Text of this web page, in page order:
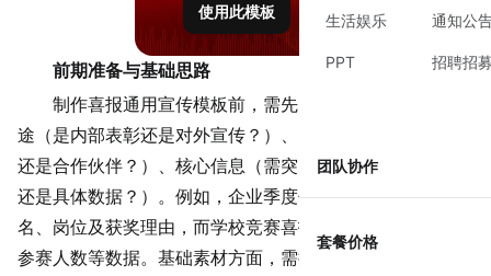
生活娱乐
PPT
通知公
招聘招
团队协作
套餐价格
使用此模板
前期准备与基础思路
制作喜报通用宣传模板前，需先明确三个核心问题：用
途（是内部表彰还是对外宣传？）、目标受众（员工、客户
还是合作伙伴 ？）、核心信息（需突出奖项名称、人物姓名
还是具体数据？）。例如，企业季度优秀员工喜报需突出姓
名、岗位及获奖理由，而学校竞赛喜报则需强调奖项等级、
参赛人数等数据。基础素材方面，需提前收集品牌Logo、